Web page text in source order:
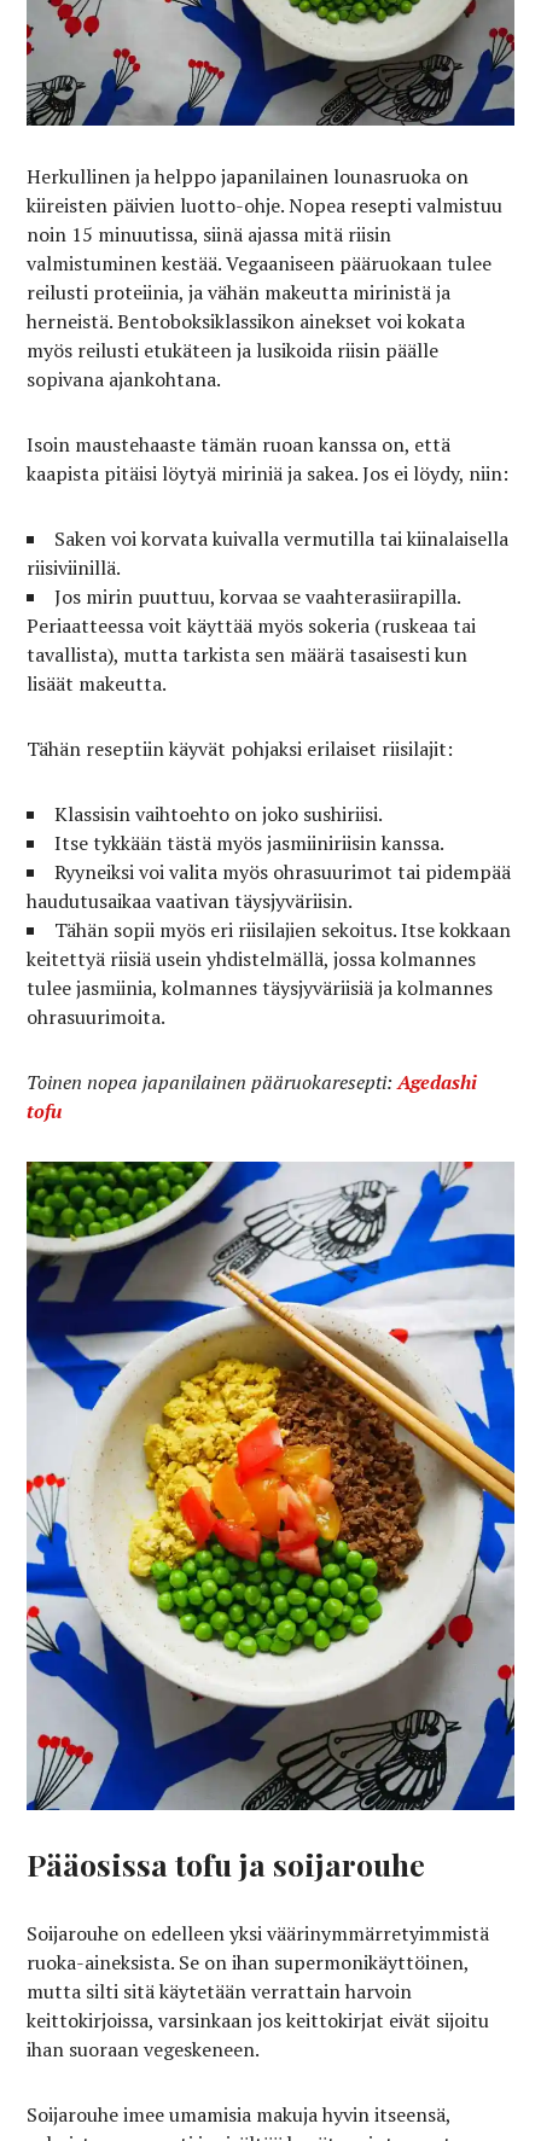
Herkullinen ja helppo japanilainen lounasruoka on
kiireisten päivien luotto-ohje. Nopea resepti valmistuu
noin 15 minuutissa, siinä ajassa mitä riisin
valmistuminen kestää. Vegaaniseen pääruokaan tulee
reilusti proteiinia, ja vähän makeutta mirinistä ja
herneistä. Bentoboksiklassikon ainekset voi kokata
myös reilusti etukäteen ja lusikoida riisin päälle
sopivana ajankohtana.
Isoin maustehaaste tämän ruoan kanssa on, että
kaapista pitäisi löytyä miriniä ja sakea. Jos ei löydy, niin:
Saken voi korvata kuivalla vermutilla tai kiinalaisella
riisiviinillä.
Jos mirin puuttuu, korvaa se vaahterasiirapilla.
Periaatteessa voit käyttää myös sokeria (ruskeaa tai
tavallista), mutta tarkista sen määrä tasaisesti kun
lisäät makeutta.
Tähän reseptiin käyvät pohjaksi erilaiset riisilajit:
Klassisin vaihtoehto on joko sushiriisi.
Itse tykkään tästä myös jasmiiniriisin kanssa.
Ryyneiksi voi valita myös ohrasuurimot tai pidempää
haudutusaikaa vaativan täysjyväriisin.
Tähän sopii myös eri riisilajien sekoitus. Itse kokkaan
keitettyä riisiä usein yhdistelmällä, jossa kolmannes
tulee jasmiinia, kolmannes täysjyväriisiä ja kolmannes
ohrasuurimoita.
Toinen nopea japanilainen pääruokaresepti:Agedashi
tofu
Pääosissa tofu ja soijarouhe
Soijarouhe on edelleen yksi väärinymmärretyimmistä
ruoka-aineksista. Se on ihan supermonikäyttöinen,
mutta silti sitä käytetään verrattain harvoin
keittokirjoissa, varsinkaan jos keittokirjat eivät sijoitu
ihan suoraan vegeskeneen.
Soijarouhe imee umamisia makuja hyvin itseensä,